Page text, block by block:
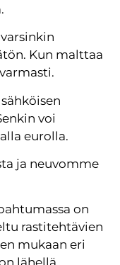
Kun malttaa
voi
eurolla.
ja neuvomme
on
rastitehtävien
mukaan eri